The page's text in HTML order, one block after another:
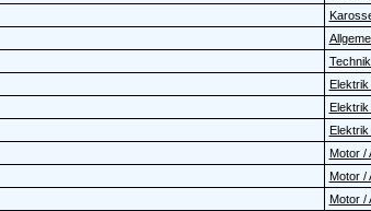
Technik
Elektrik
Elektrik
Elektrik
Motor /
Motor /
Motor /